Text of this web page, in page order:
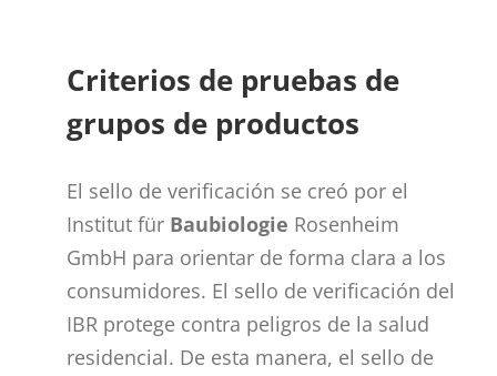
Criterios de pruebas de
grupos de productos
El sello de verificación se creó por el
Institut für Baubiologie Rosenheim
GmbH para orientar de forma clara a los
consumidores. El sello de verificación del
IBR protege contra peligros de la salud
residencial. De esta manera, el sello de